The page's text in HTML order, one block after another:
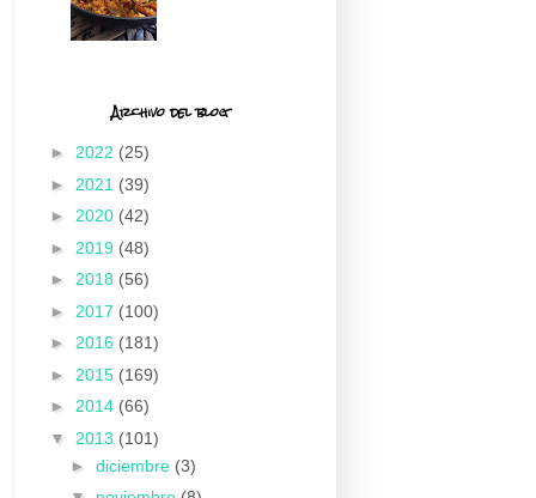
Archivo del blog
► 2022 (25)
► 2021 (39)
► 2020 (42)
► 2019 (48)
► 2018 (56)
► 2017 (100)
► 2016 (181)
► 2015 (169)
► 2014 (66)
▼ 2013 (101)
► diciembre (3)